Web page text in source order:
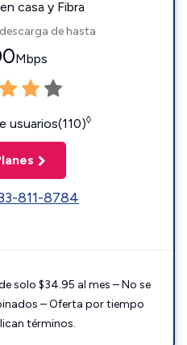
casa y Fibra
de hasta
Mbps
usuarios(110)◊
811-8784
solo $34.95 al mes – No se
– Oferta por tiempo
términos.